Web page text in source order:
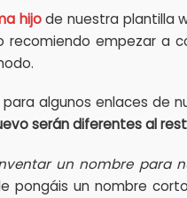
hijo de nuestra plantilla
recomiendo empezar a
para algunos enlaces de
serán diferentes al
un nombre para
pongáis un nombre